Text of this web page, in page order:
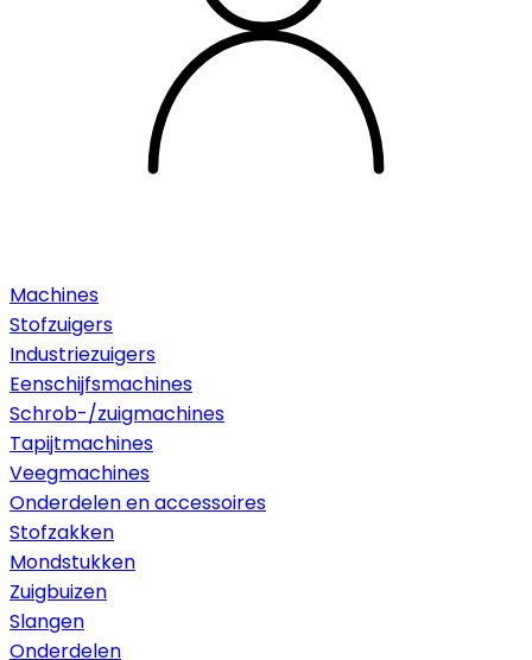
Machines
Stofzuigers
Industriezuigers
Eenschijfsmachines
Schrob-/zuigmachines
Tapijtmachines
Veegmachines
Onderdelen en accessoires
Stofzakken
Mondstukken
Zuigbuizen
Slangen
Onderdelen